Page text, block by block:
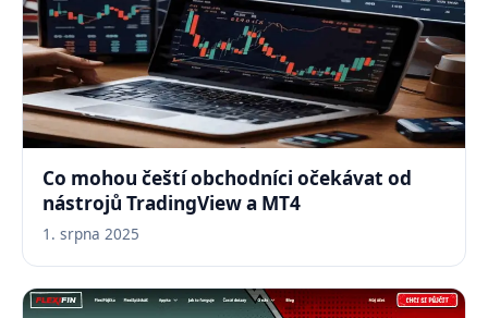
Co mohou čeští obchodníci očekávat od
nástrojů TradingView a MT4
1. srpna 2025